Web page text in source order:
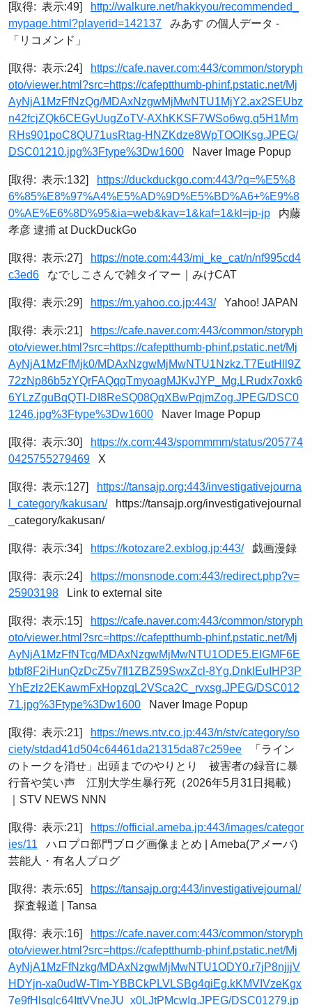
[取得: 表示:49]
http://walkure.net/hakkyou/recommended_
mypage.html?playerid=142137 みあす の個人データ -
「リコメンド」
[取得: 表示:24]
https://cafe.naver.com:443/common/storyph
oto/viewer.html?src=https://cafeptthumb-phinf.pstatic.net/Mj
AyNjA1MzFfNzQg/MDAxNzgwMjMwNTU1MjY2.ax2SEUbz
n42fcjZQk6CEGyUugZoTV-AXhKKSF7WSo6wg.q5H1Mm
RHs901poC8QU71usRtag-HNZKdze8WpTOOIKsg.JPEG/
DSC01210.jpg%3Ftype%3Dw1600 Naver Image Popup
[取得: 表示:132]
https://duckduckgo.com:443/?q=%E5%8
6%85%E8%97%A4%E5%AD%9D%E5%BD%A6+%E9%8
0%AE%E6%8D%95&ia=web&kav=1&kaf=1&kl=jp-jp 内藤
孝彦 逮捕 at DuckDuckGo
[取得: 表示:27]
https://note.com:443/mi_ke_cat/n/nf995cd4
c3ed6 なでしこさんで雑タイマー｜みけCAT
[取得: 表示:29] https://m.yahoo.co.jp:443/Yahoo! JAPAN
[取得: 表示:21]
https://cafe.naver.com:443/common/storyph
oto/viewer.html?src=https://cafeptthumb-phinf.pstatic.net/Mj
AyNjA1MzFfMjk0/MDAxNzgwMjMwNTU1Nzkz.T7EutHll9Z
72zNp86b5zYQrFAQqqTmyoagMJKvJYP_Mg.LRudx7oxk6
6YLzZguBqQTI-DI8ReSQ08QqXBwPqjmZog.JPEG/DSC0
1246.jpg%3Ftype%3Dw1600 Naver Image Popup
[取得: 表示:30]
https://x.com:443/spommmm/status/205774
0425755279469 X
[取得: 表示:127]
https://tansajp.org:443/investigativejourna
l_category/kakusan/https://tansajp.org/investigativejournal
_category/kakusan/
[取得: 表示:34] https://kotozare2.exblog.jp:443/戯画漫録
[取得: 表示:24]
https://monsnode.com:443/redirect.php?v=
25903198 Link to external site
[取得: 表示:15]
https://cafe.naver.com:443/common/storyph
oto/viewer.html?src=https://cafeptthumb-phinf.pstatic.net/Mj
AyNjA1MzFfNTcg/MDAxNzgwMjMwNTU1ODE5.EIGMF6E
btbf8F2iHunQzDcZ5v7fl1ZBZ59SwxZcl-8Yg.DnkIEuIHP3P
YhEzlz2EKawmFxHopzqL2VSca2C_rvxsg.JPEG/DSC012
71.jpg%3Ftype%3Dw1600 Naver Image Popup
[取得: 表示:21]
https://news.ntv.co.jp:443/n/stv/category/so
ciety/stdad41d504c64461da21315da87c259ee 「ライン
のトークを消せ」出頭までのやりとり 被害者の録音に暴
行音や笑い声 江別大学生暴行死（2026年5月31日掲載）
｜STV NEWS NNN
[取得: 表示:21]
https://official.ameba.jp:443/images/categor
ies/11 ハロプロ部門ブログ画像まとめ | Ameba(アメーバ)
芸能人・有名人ブログ
[取得: 表示:65]
https://tansajp.org:443/investigativejournal/
探査報道 | Tansa
[取得: 表示:16]
https://cafe.naver.com:443/common/storyph
oto/viewer.html?src=https://cafeptthumb-phinf.pstatic.net/Mj
AyNjA1MzFfNzkg/MDAxNzgwMjMwNTU1ODY0.r7jP8njjjV
HDYjn-xa0udW-Tlm-YBBCkPLVLSBg4qiEg.kKMVIVzeKgx
7e9fHlsglc64IttVVneJU_x0LJtPMcwIg.JPEG/DSC01279.jp